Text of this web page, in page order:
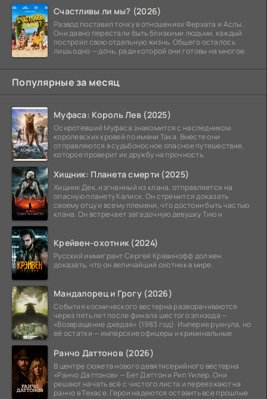
Счастливы ли мы? (2026)
Развод поставил точку в отношениях Ферхата и Аслы.
Они давно перестали быть близкими людьми, каждый
построил свою отдельную жизнь. Общего осталось
лишь одно — дочь, ради которой они готовы на многое.
Популярные за месяц
Муфаса: Король Лев (2025)
Осиротевший Муфаса знакомится с наследником
королевских кровей по имени Така. Вместе они
отправляются в судьбоносное опасное путешествие,
которое проверит их дружбу на прочность.
Хищник: Планета смерти (2025)
Хищник Дек, изгнанный из клана, отправляется на
опасную планету Калиск. Он стремится доказать
своему отцу и всему племени, что достоин быть частью
клана. Он встречает загадочную девушку Тию и
Крейвен-охотник (2024)
Русский иммигрант Сергей Кравинофф должен
доказать, что он величайший охотник в мире.
Мандалорец и Грогу (2026)
События космического вестерна разворачиваются
через пять лет после финала шестого эпизода —
«Возвращение джедая» (1983 год). Империя рухнула, но
её остатки — имперские офицеры и криминальные
Ранчо Даттонов (2026)
В центре сюжета нового девятисерийного вестерна
«Ранчо Даттонов» — Бет Даттон и Рип Уилер. Они
решают начать всё с чистого листа и переезжают на
ранчо в Техасе. Герои надеются оставить все прошлые